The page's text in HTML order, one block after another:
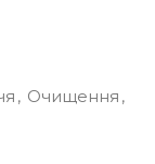
, Очищення ,